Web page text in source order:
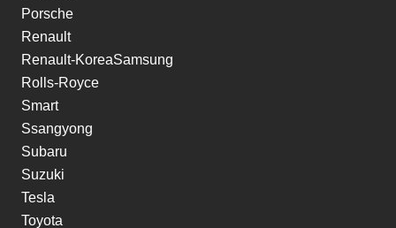
Porsche
Renault
Renault-KoreaSamsung
Rolls-Royce
Smart
Ssangyong
Subaru
Suzuki
Tesla
Toyota